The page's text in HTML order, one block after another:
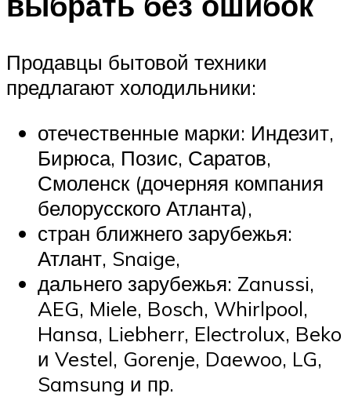
Продавцы бытовой техники
предлагают холодильники:
отечественные марки: Индезит,
Бирюса, Позис, Саратов,
Смоленск (дочерняя компания
белорусского Атланта),
стран ближнего зарубежья:
Атлант, Snaige,
дальнего зарубежья: Zanussi,
AEG, Miele, Bosch, Whirlpool,
Hansa, Liebherr, Electrolux, Beko
и Vestel, Gorenje, Daewoo, LG,
Samsung и пр.